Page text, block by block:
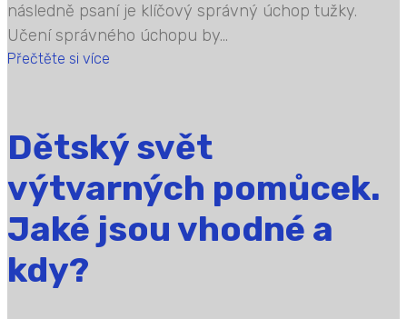
následně psaní je klíčový správný úchop tužky.
Učení správného úchopu by...
Přečtěte si více
Dětský svět
výtvarných pomůcek.
Jaké jsou vhodné a
kdy?